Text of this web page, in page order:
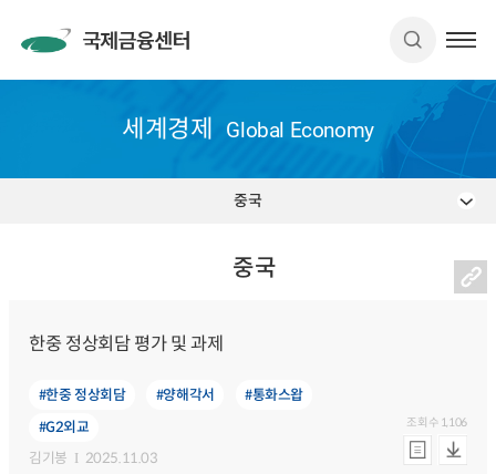
세계경제 Global Economy
중국
중국
한중 정상회담 평가 및 과제
#한중 정상회담 #양해각서
#통화스왑
#G2외교
김기봉
2025.11.03
조회수 1,106